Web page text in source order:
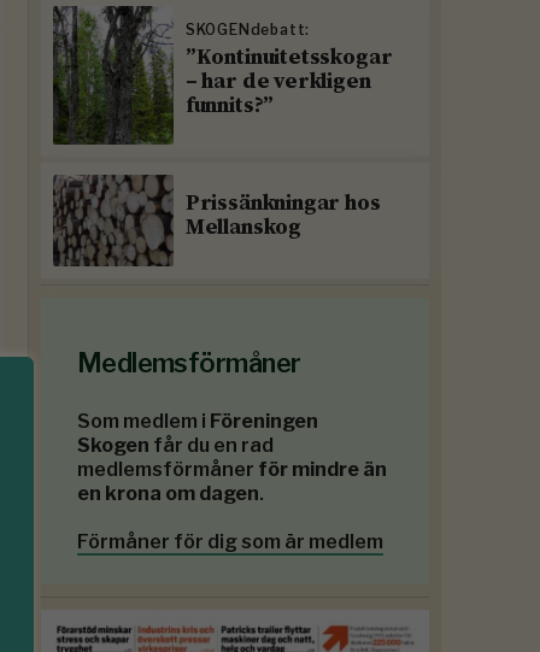
SKOGENdebatt:
”Kontinuitetsskogar
– har de verkligen
funnits?”
Prissänkningar hos
Mellanskog
Medlemsförmåner
Som medlem i Föreningen
Skogen får du en rad
medlemsförmåner för mindre än
en krona om dagen.
Förmåner för dig som är medlem